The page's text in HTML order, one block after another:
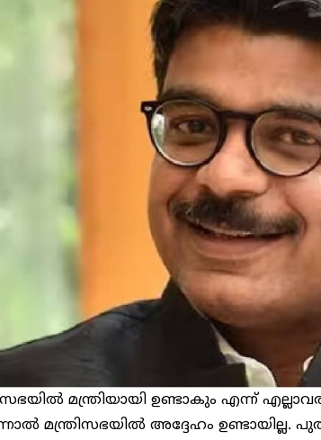
മന്ത്രിയായി ഉണ്ടാകും എന്ന്
മന്ത്രിസഭയിൽ അദ്ദേഹം ഉണ്ടായില്ല.